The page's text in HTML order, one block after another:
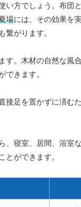
い方でしょう。布
場には、その効果を
繋がります。
。木材の自然な風
できます。
足を置かずに済む
、寝室、居間、浴
とができます。